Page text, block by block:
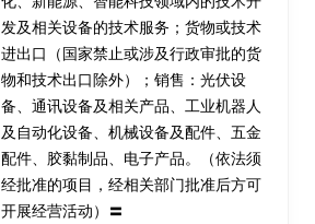
发及相关设备的技术服务；货物或技术
进出口（国家禁止或涉及行政审批的货
物和技术出口除外）；销售：光伏设
备、通讯设备及相关产品、工业机器人
及自动化设备、机械设备及配件、五金
配件、胶黏制品、电子产品。（依法须
经批准的项目，经相关部门批准后方可
开展经营活动）〓